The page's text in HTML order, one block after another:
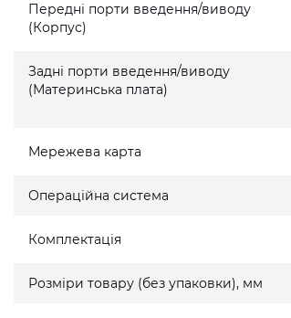
Передні порти введення/виводу
(Корпус)
Задні порти введення/виводу
(Материнська плата)
Мережева карта
Операційна система
Комплектація
Розміри товару (без упаковки), мм